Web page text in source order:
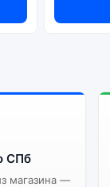
СПб
магазина —